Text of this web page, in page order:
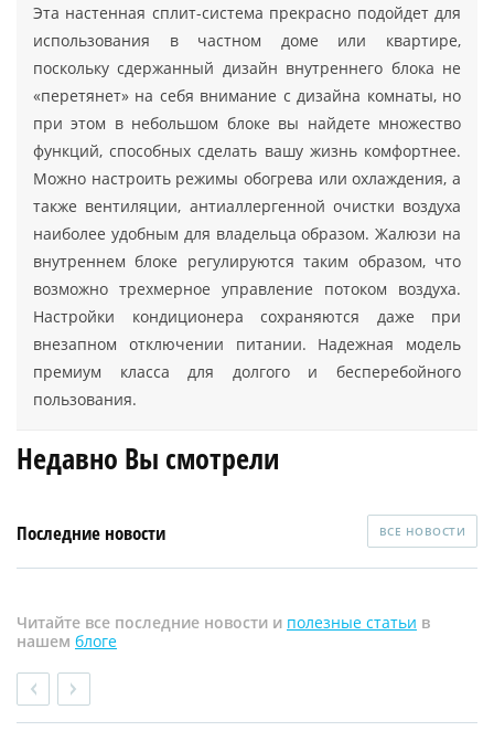
Эта настенная сплит-система прекрасно подойдет для
использования в частном доме или квартире,
поскольку сдержанный дизайн внутреннего блока не
«перетянет» на себя внимание с дизайна комнаты, но
при этом в небольшом блоке вы найдете множество
функций, способных сделать вашу жизнь комфортнее.
Можно настроить режимы обогрева или охлаждения, а
также вентиляции, антиаллергенной очистки воздуха
наиболее удобным для владельца образом. Жалюзи на
внутреннем блоке регулируются таким образом, что
возможно трехмерное управление потоком воздуха.
Настройки кондиционера сохраняются даже при
внезапном отключении питании. Надежная модель
премиум класса для долгого и бесперебойного
пользования.
Недавно Вы смотрели
Последние новости ВСЕ НОВОСТИ
Читайте все последние новости и полезные статьи в
нашем блоге